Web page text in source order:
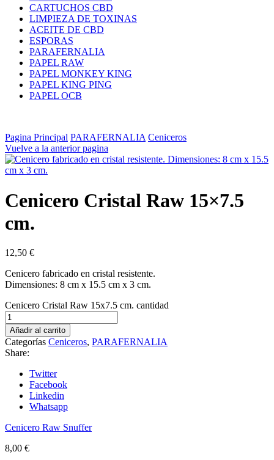
CARTUCHOS CBD
LIMPIEZA DE TOXINAS
ACEITE DE CBD
ESPORAS
PARAFERNALIA
PAPEL RAW
PAPEL MONKEY KING
PAPEL KING PING
PAPEL OCB
Pagina Principal PARAFERNALIA Ceniceros
Vuelve a la anterior pagina
Cenicero Cristal Raw 15×7.5
cm.
12,50 €
Cenicero fabricado en cristal resistente.
Dimensiones: 8 cm x 15.5 cm x 3 cm.
Cenicero Cristal Raw 15x7.5 cm. cantidad
Añadir al carrito
Categorías Ceniceros, PARAFERNALIA
Share:
Twitter
Facebook
Linkedin
Whatsapp
Cenicero Raw Snuffer
8,00 €